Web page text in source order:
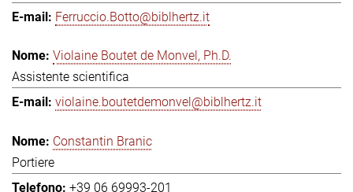
Ferruccio.Botto@biblhertz.it
Violaine Boutet de Monvel, Ph.D.
Assistente scientifica
violaine.boutetdemonvel@biblhertz.it
Constantin Branic
Portiere
+39 06 69993-201